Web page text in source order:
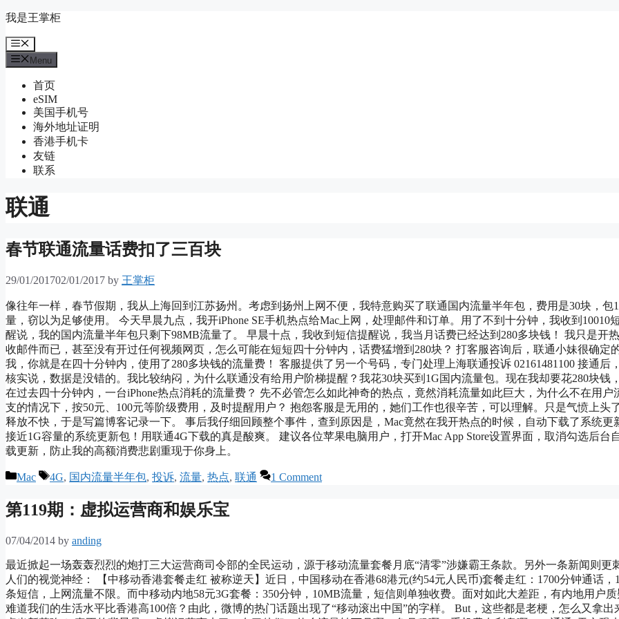
Skip
content
我是王掌柜
Menu
Menu
首页
eSIM
美国手机号
海外地址证明
香港手机卡
友链
联系
联通
春节联通流量话费扣了三百块
29/01/201702/01/2017 by 王掌柜
像往年一样，春节假期，我从上海回到江苏扬州。考虑到扬州上网不便，我特意购买了联通国内流量半年包，费用是30块，包
量，窃以为足够使用。 今天早晨九点，我开iPhone SE手机热点给Mac上网，处理邮件和订单。用了不到十分钟，我收到10010
醒说，我的国内流量半年包只剩下98MB流量了。 早晨十点，我收到短信提醒说，我当月话费已经达到280多块钱！ 我只是开
收邮件而已，甚至没有开过任何视频网页，怎么可能在短短四十分钟内，话费猛增到280块？ 打客服咨询后，联通小妹很确定
我，你就是在四十分钟内，使用了280多块钱的流量费！ 客服提供了另一个号码，专门处理上海联通投诉 02161481100 接通后
核实说，数据是没错的。我比较纳闷，为什么联通没有给用户阶梯提醒？我花30块买到1G国内流量包。现在我却要花280块钱
在过去四十分钟内，一台iPhone热点消耗的流量费？ 先不必管怎么如此神奇的热点，竟然消耗流量如此巨大，为什么不在用户
支的情况下，按50元、100元等阶级费用，及时提醒用户？ 抱怨客服是无用的，她们工作也很辛苦，可以理解。只是气愤上头
释放不快，于是写篇博客记录一下。 事后我仔细回顾整个事件，查到原因是，Mac竟然在我开热点的时候，自动下载了系统更
接近1G容量的系统更新包！用联通4G下载的真是酸爽。 建议各位苹果电脑用户，打开Mac App Store设置界面，取消勾选后台
载更新，防止我的高额消费悲剧重现于你身上。
Categories
Mac Tags
4G, 国内流量半年包, 投诉, 流量, 热点, 联通 1 Comment
第119期：虚拟运营商和娱乐宝
07/04/2014 by anding
最近掀起一场轰轰烈烈的炮打三大运营商司令部的全民运动，源于移动流量套餐月底“清零”涉嫌霸王条款。另外一条新闻则更
人们的视觉神经： 【中移动香港套餐走红 被称逆天】近日，中国移动在香港68港元(约54元人民币)套餐走红：1700分钟通话，
条短信，上网流量不限。而中移动内地58元3G套餐：350分钟，10MB流量，短信则单独收费。面对如此大差距，有内地用户
难道我们的生活水平比香港高100倍？由此，微博的热门话题出现了“移动滚出中国”的字样。 But，这些都是老梗，怎么又拿出